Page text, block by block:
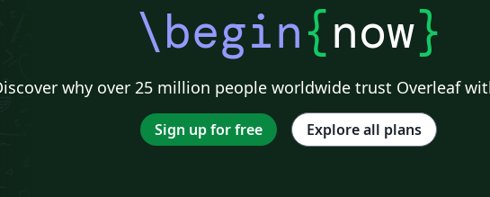
\begin{now}
why over 25 million people worldwide trust Overleaf
Sign up for free Explore all plans